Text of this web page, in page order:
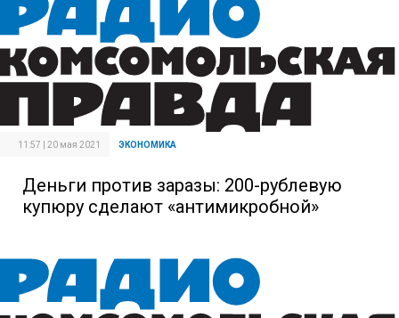
11:57 | 20 мая 2021 ЭКОНОМИКА
Деньги против заразы: 200-рублевую
купюру сделают «антимикробной»